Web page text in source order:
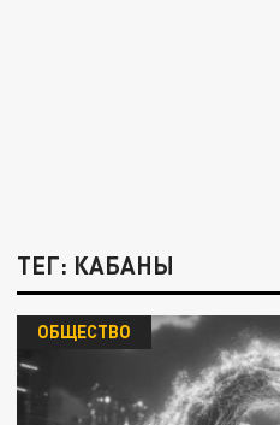
ТЕГ: КАБАНЫ
ОБЩЕСТВО